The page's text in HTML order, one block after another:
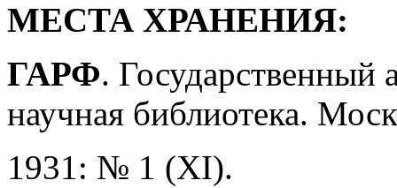
МЕСТА ХРАНЕНИЯ:
ГАРФ. Государственный
научная библиотека.
1931: № 1 (XI).